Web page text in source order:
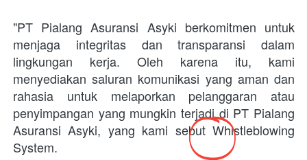
"PT Pialang Asuransi Asyki berkomitmen untuk
menjaga integritas dan transparansi dalam
lingkungan kerja. Oleh karena itu, kami
menyediakan saluran komunikasi yang aman dan
rahasia untuk melaporkan pelanggaran atau
penyimpangan yang mungkin terjadi di PT Pialang
Asuransi Asyki, yang kami sebut Whistleblowing
System.